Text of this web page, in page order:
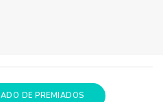
DE PREMIADOS